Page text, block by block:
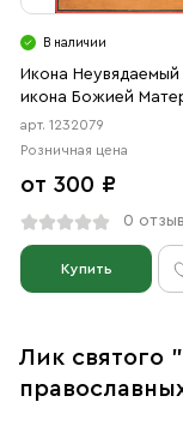
В наличии
Икона Неувядаемый
икона Божией
(АРТ.02079)
арт. 1232079
Розничная цена
от 300 ₽
0
Купить
Лик святого